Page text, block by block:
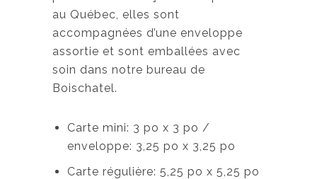
au Québec, elles sont
accompagnées d’une enveloppe
assortie et sont emballées avec
soin dans notre bureau de
Boischatel.
Carte mini: 3 po x 3 po /
enveloppe: 3,25 po x 3,25 po
Carte régulière: 5,25 po x 5,25 po